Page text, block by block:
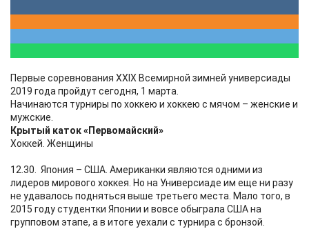
Первые соревнования XXIX Всемирной зимней универсиады
2019 года пройдут сегодня, 1 марта.
Начинаются турниры по хоккею и хоккею с мячом – женские и
мужские.
Крытый каток «Первомайский»
Хоккей. Женщины
12.30. Япония – США. Американки являются одними из
лидеров мирового хоккея. Но на Универсиаде им еще ни разу
не удавалось подняться выше третьего места. Мало того, в
2015 году студентки Японии и вовсе обыграла США на
групповом этапе, а в итоге уехали с турнира с бронзой.